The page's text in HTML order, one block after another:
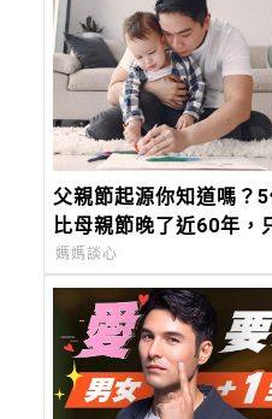
父親節起源你知道嗎？
比母親節晚了近60年，
「88 節」！
媽媽談心